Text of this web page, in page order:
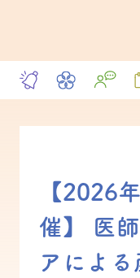
【2026
催】 医
アによる